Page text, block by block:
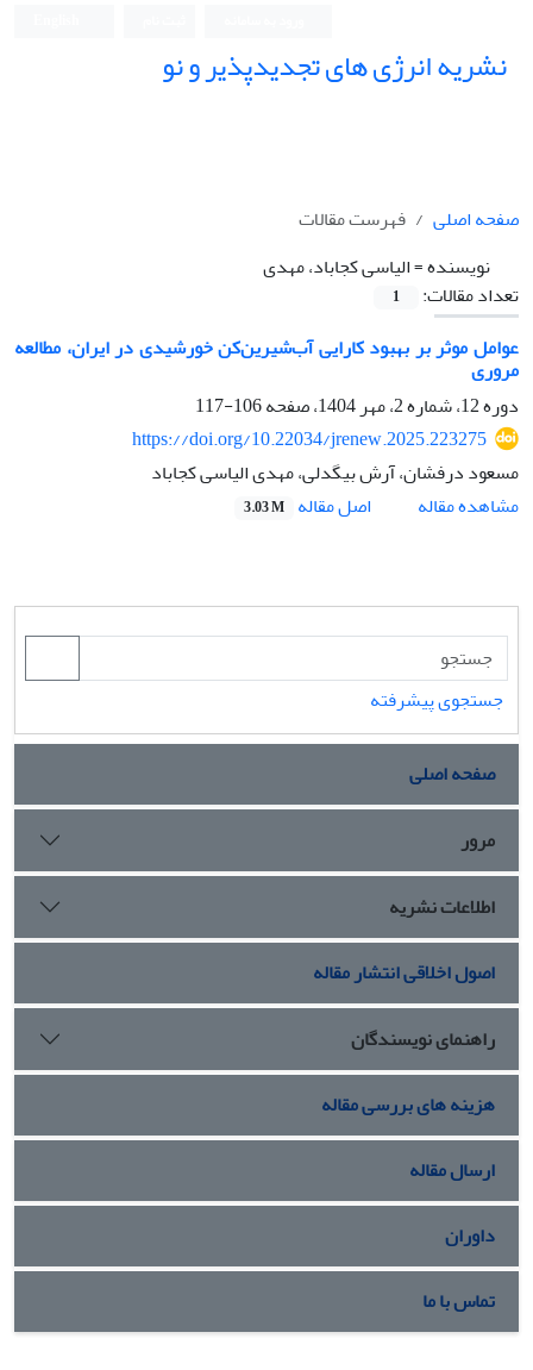
نشریه انرژی های تجدیدپذیر و نو
صفحه اصلی
فهرست مقالات
نویسنده =الیاسی کجاباد، مهدی
تعداد مقالات:
1
عوامل موثر بر بهبود کارایی آب‌شیرین‌کن خورشیدی در ایران، مطالعه
مروری
دوره 12، شماره 2، مهر 1404، صفحه
106-117
https://doi.org/10.22034/jrenew.2025.223275
مسعود درفشان، آرش بیگدلی، مهدی الیاسی کجاباد
مشاهده مقاله
اصل مقاله 3.03 M
جستجوی پیشرفته
صفحه اصلی
مرور
اطلاعات نشریه
اصول اخلاقی انتشار مقاله
راهنمای نویسندگان
هزینه های بررسی مقاله
ارسال مقاله
داوران
تماس با ما